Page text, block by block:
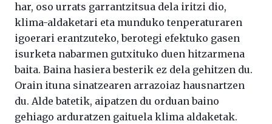
har, oso urrats garrantzitsua dela iritzi dio,
klima-aldaketari eta munduko tenperaturaren
igoerari erantzuteko, berotegi efektuko gasen
isurketa nabarmen gutxituko duen hitzarmena
baita. Baina hasiera besterik ez dela gehitzen du.
Orain ituna sinatzearen arrazoiaz hausnartzen
du. Alde batetik, aipatzen du orduan baino
gehiago arduratzen gaituela klima aldaketak.